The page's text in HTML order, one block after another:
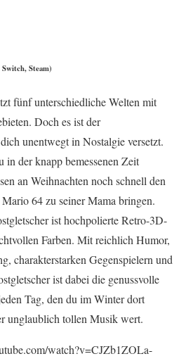
Steam)
fünf unterschiedliche Welten mit
Doch es ist der
unentwegt in Nostalgie versetzt.
in der knapp bemessenen Zeit
an Weihnachten noch schnell den
64 zu seiner Mama bringen.
ist hochpolierte Retro-3D-
Farben. Mit reichlich Humor,
charakterstarken Gegenspielern und
ist dabei die genussvolle
Tag, den du im Winter dort
unglaublich tollen Musik wert.
watch?v=CJZb1ZOLa-